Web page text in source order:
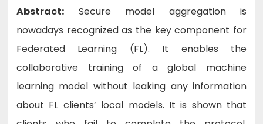
Abstract: Secure model aggregation is
nowadays recognized as the key component for
Federated Learning (FL). It enables the
collaborative training of a global machine
learning model without leaking any information
about FL clients’ local models. It is shown that